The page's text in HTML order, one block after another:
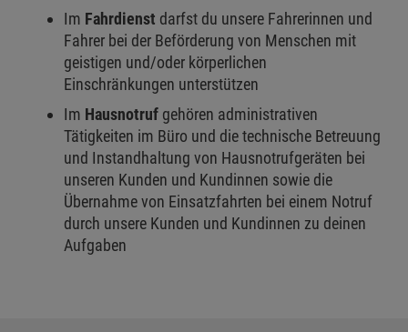
Im Fahrdienst darfst du unsere Fahrerinnen und
Fahrer bei der Beförderung von Menschen mit
geistigen und/oder körperlichen
Einschränkungen unterstützen
Im Hausnotruf gehören administrativen
Tätigkeiten im Büro und die technische Betreuung
und Instandhaltung von Hausnotrufgeräten bei
unseren Kunden und Kundinnen sowie die
Übernahme von Einsatzfahrten bei einem Notruf
durch unsere Kunden und Kundinnen zu deinen
Aufgaben